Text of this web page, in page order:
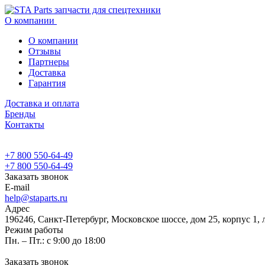
О компании
О компании
Отзывы
Партнеры
Доставка
Гарантия
Доставка и оплата
Бренды
Контакты
+7 800 550-64-49
+7 800 550-64-49
Заказать звонок
E-mail
help@staparts.ru
Адрес
196246, Санкт-Петербург, Московское шоссе, дом 25, корпус 1,
Режим работы
Пн. – Пт.: с 9:00 до 18:00
Заказать звонок